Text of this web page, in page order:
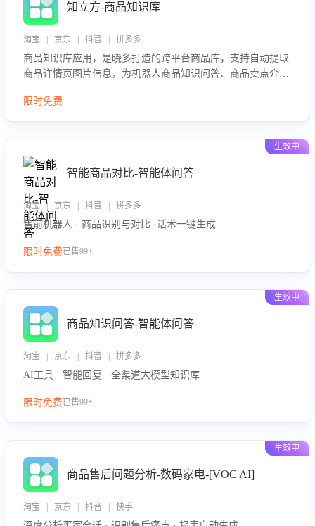
知立方-商品知识库
淘宝 | 京东 | 抖音 | 拼多多
商品知识库应用，是晓多打造的跨平台商品库，支持自动提取
商品详情页图片信息，为机器人商品知识问答、商品卖点介绍
限时免费
生效中
智能商品对比-智能体问答
淘宝 | 京东 | 抖音 | 拼多多
售前机器人 · 商品识别与对比 ·话术一键生成
限时免费已售99+
生效中
商品知识问答-智能体问答
淘宝 | 京东 | 抖音 | 拼多多
AI工具 · 智能回复 · 全渠道大模型知识库
限时免费已售99+
生效中
商品售后问题分析-数码家电-[VOC AI]
淘宝 | 京东 | 抖音 | 快手